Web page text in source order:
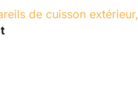
de cuisson extérieur,